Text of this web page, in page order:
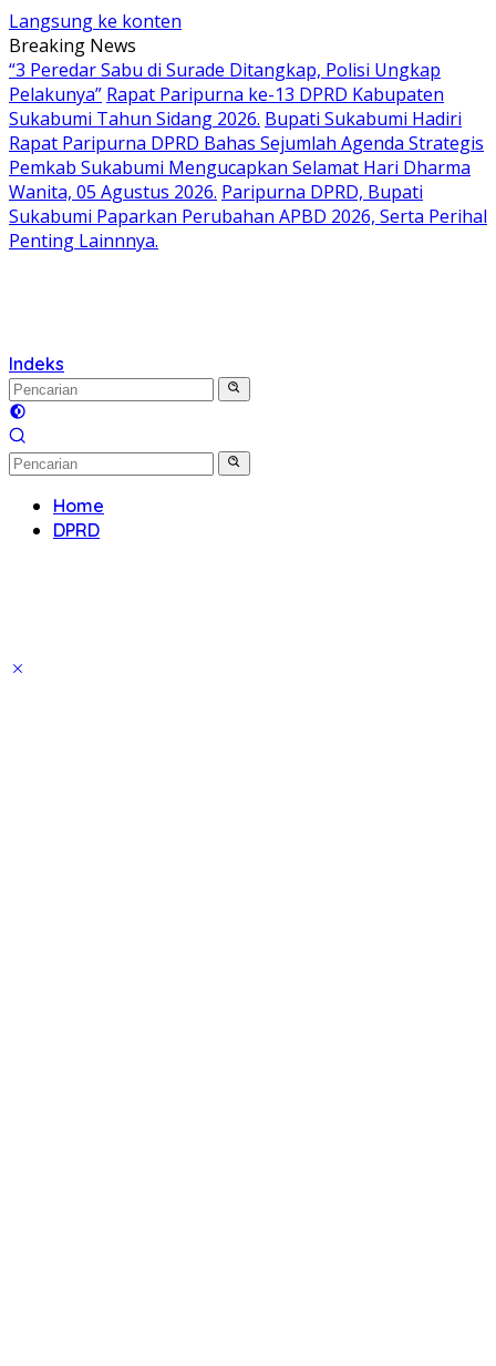
Langsung ke konten
Breaking News
“3 Peredar Sabu di Surade Ditangkap, Polisi Ungkap
Pelakunya” Rapat Paripurna ke-13 DPRD Kabupaten
Sukabumi Tahun Sidang 2026. Bupati Sukabumi Hadiri
Rapat Paripurna DPRD Bahas Sejumlah Agenda Strategis
Pemkab Sukabumi Mengucapkan Selamat Hari Dharma
Wanita, 05 Agustus 2026. Paripurna DPRD, Bupati
Sukabumi Paparkan Perubahan APBD 2026, Serta Perihal
Penting Lainnnya.
Indeks
Home
DPRD